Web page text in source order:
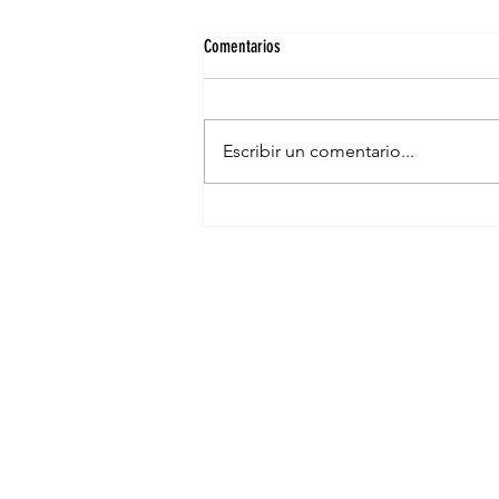
Comentarios
Escribir un comentario...